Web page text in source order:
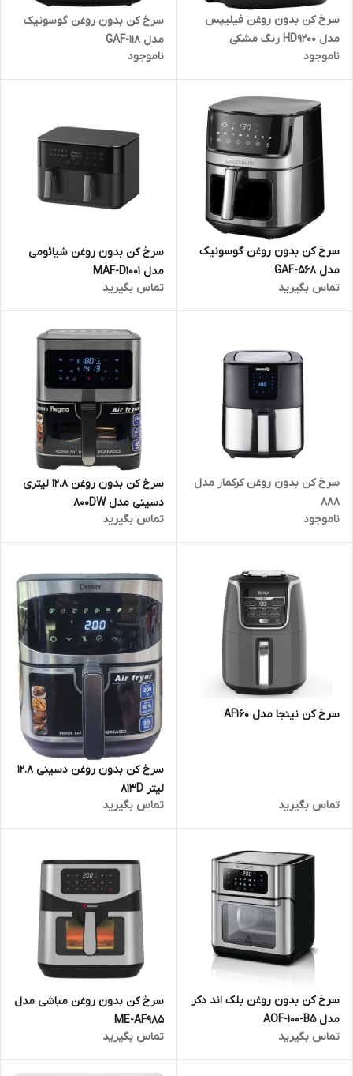
سرخ کن بدون روغن فیلیپس
مدل HD9200 رنگ مشکی
ناموجود
سرخ کن بدون روغن گوسونیک
مدل GAF-118
ناموجود
سرخ کن بدون روغن گوسونیک
مدل GAF-568
تماس بگیرید
سرخ کن بدون روغن شیائومی
مدل MAF-D1001
تماس بگیرید
سرخ کن بدون روغن کرکماز مدل
888
ناموجود
سرخ کن بدون روغن 12.8 لیتری
دسینی مدل 800DW
تماس بگیرید
سرخ کن نینجا مدل AF160
تماس بگیرید
سرخ کن بدون روغن دسینی 12.8
لیتر 813D
تماس بگیرید
سرخ کن بدون روغن بلک اند دکر
مدل AOF-100-B5
تماس بگیرید
سرخ کن بدون روغن مباشی مدل
ME-AF985
تماس بگیرید